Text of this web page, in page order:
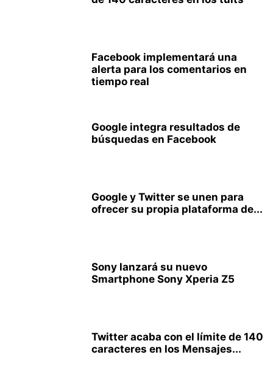
Facebook implementará una
alerta para los comentarios en
tiempo real
Google integra resultados de
búsquedas en Facebook
Google y Twitter se unen para
ofrecer su propia plataforma de...
Sony lanzará su nuevo
Smartphone Sony Xperia Z5
Twitter acaba con el límite de 140
caracteres en los Mensajes...